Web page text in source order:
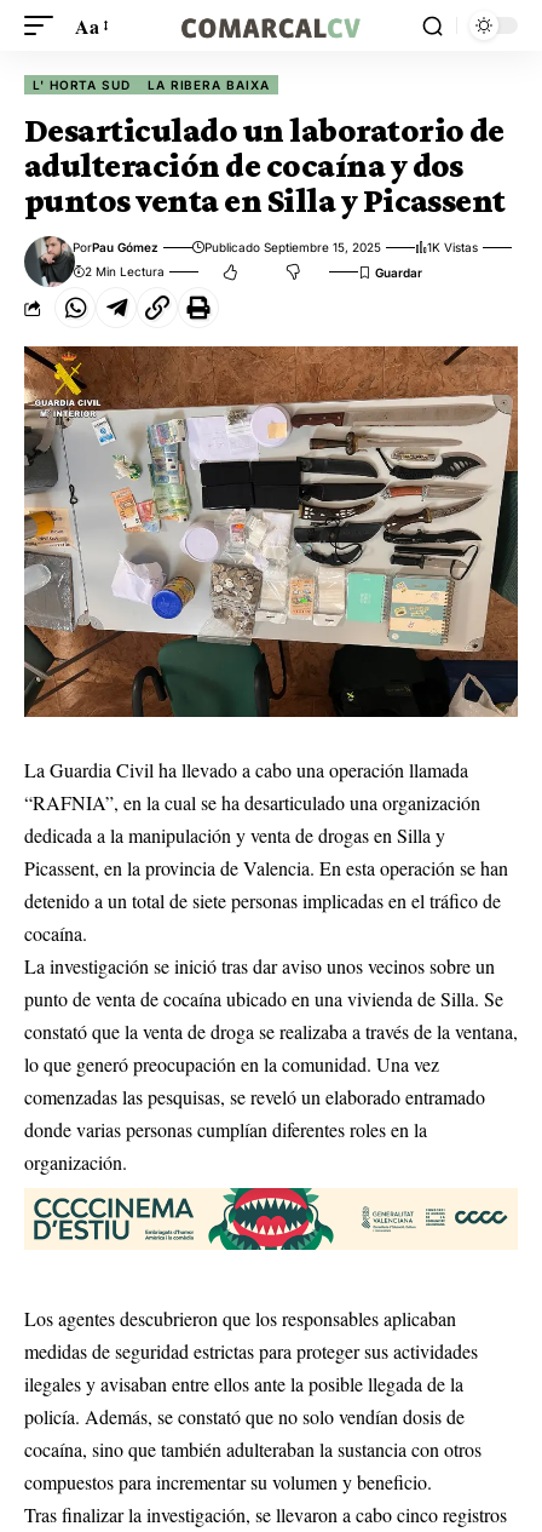
Aa
L' HORTA SUD LA RIBERA BAIXA
Desarticulado un laboratorio de
adulteración de cocaína y dos
puntos venta en Silla y Picassent
PorPau Gómez Publicado Septiembre 15, 2025
1K Vistas
2 Min Lectura
La Guardia Civil ha llevado a cabo una operación llamada
“RAFNIA”, en la cual se ha desarticulado una organización
dedicada a la manipulación y venta de drogas en Silla y
Picassent, en la provincia de Valencia. En esta operación se han
detenido a un total de siete personas implicadas en el tráfico de
cocaína.
La investigación se inició tras dar aviso unos vecinos sobre un
punto de venta de cocaína ubicado en una vivienda de Silla. Se
constató que la venta de droga se realizaba a través de la ventana,
lo que generó preocupación en la comunidad. Una vez
comenzadas las pesquisas, se reveló un elaborado entramado
donde varias personas cumplían diferentes roles en la
organización.
Los agentes descubrieron que los responsables aplicaban
medidas de seguridad estrictas para proteger sus actividades
ilegales y avisaban entre ellos ante la posible llegada de la
policía. Además, se constató que no solo vendían dosis de
cocaína, sino que también adulteraban la sustancia con otros
compuestos para incrementar su volumen y beneficio.
Tras finalizar la investigación, se llevaron a cabo cinco registros